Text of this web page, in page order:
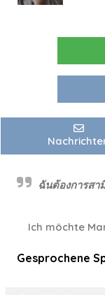
ฉันต้องการส
Ich möchte
Gesprochene